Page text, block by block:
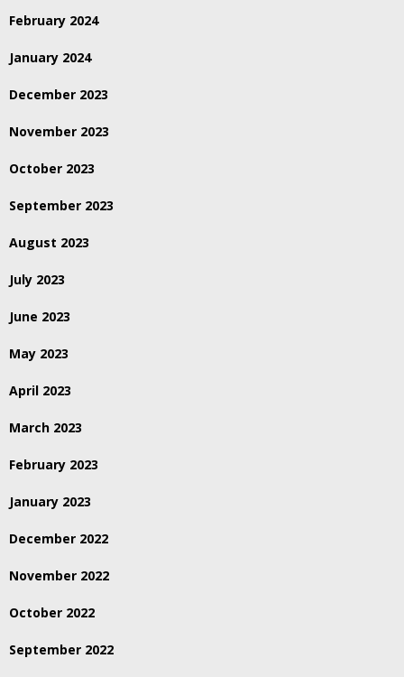
February 2024
January 2024
December 2023
November 2023
October 2023
September 2023
August 2023
July 2023
June 2023
May 2023
April 2023
March 2023
February 2023
January 2023
December 2022
November 2022
October 2022
September 2022